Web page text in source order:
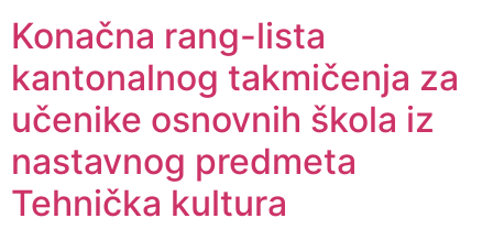
Konačna rang-lista
kantonalnog takmičenja za
učenike osnovnih škola iz
nastavnog predmeta
Tehnička kultura